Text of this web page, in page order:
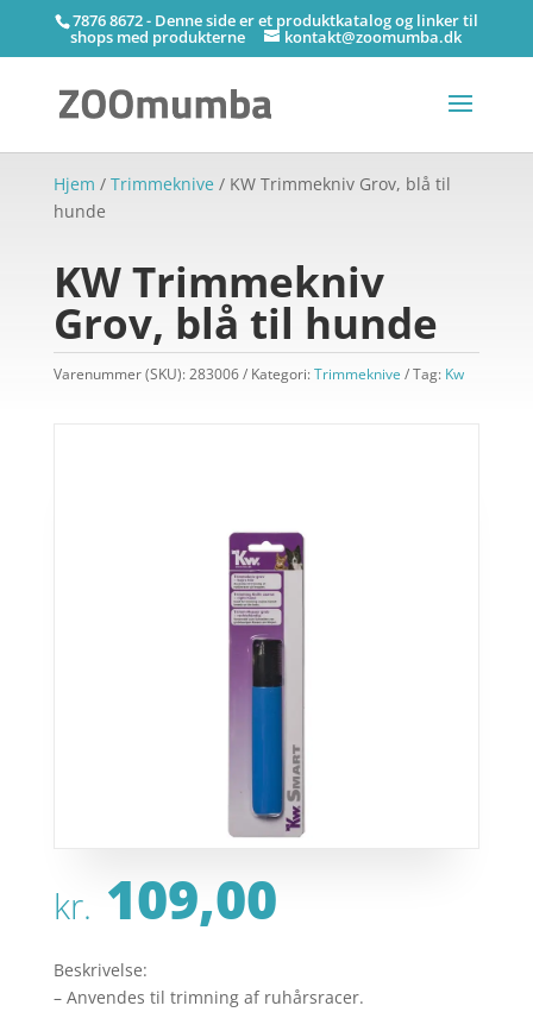
7876 8672 - Denne side er et produktkatalog og linker til
shops med produkterne kontakt@zoomumba.dk
Hjem / Trimmeknive / KW Trimmekniv Grov, blå til
hunde
KW Trimmekniv
Grov, blå til hunde
Varenummer (SKU):283006 Kategori:Trimmeknive Tag: Kw
kr. 109,00
Beskrivelse:
– Anvendes til trimning af ruhårsracer.